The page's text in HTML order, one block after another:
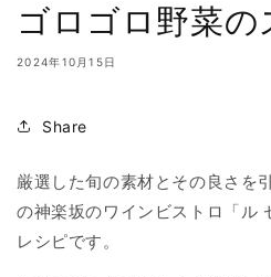
ゴロゴロ野菜
2024年10月15日
Share
厳選した旬の素材とその良さを
の神楽坂のワインビストロ「ル
レシピです。